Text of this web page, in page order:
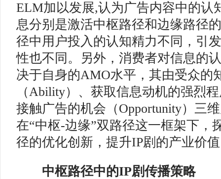
ELM加以发展,认为广告内容中的认
息分别是激活中枢路径和边缘路径
径中用户投入的认知精力不同，引
性也不同。另外，消费者对信息的
决于自身的AMO水平，其由受众的
（Ability）、获取信息动机的强烈
接触广告的机会（Opportunity）三
在“中枢-边缘”双路径这一框架下，
径的优化创新，提升IP剧的产业价
中枢路径中的IP剧传播策略